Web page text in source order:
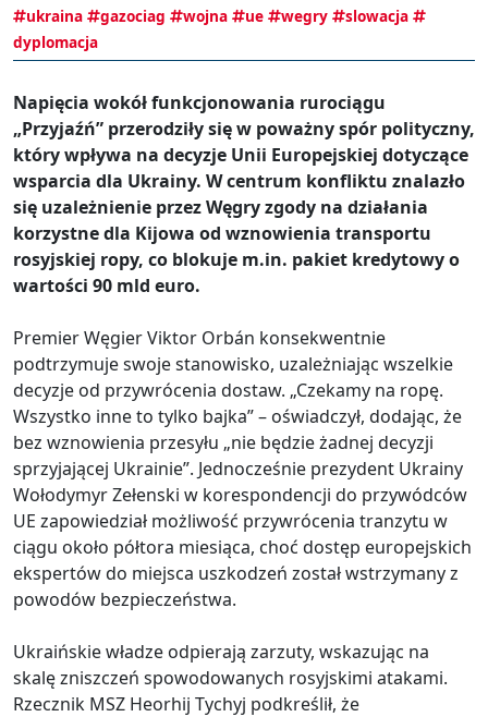
ukraina
gazociag wojna ue wegry
slowacja
dyplomacja
Napięcia wokół funkcjonowania rurociągu
„Przyjaźń” przerodziły się w poważny spór polityczny,
który wpływa na decyzje Unii Europejskiej dotyczące
wsparcia dla Ukrainy. W centrum konfliktu znalazło
się uzależnienie przez Węgry zgody na działania
korzystne dla Kijowa od wznowienia transportu
rosyjskiej ropy, co blokuje m.in. pakiet kredytowy o
wartości 90 mld euro.
Premier Węgier Viktor Orbán konsekwentnie
podtrzymuje swoje stanowisko, uzależniając wszelkie
decyzje od przywrócenia dostaw. „Czekamy na ropę.
Wszystko inne to tylko bajka” – oświadczył, dodając, że
bez wznowienia przesyłu „nie będzie żadnej decyzji
sprzyjającej Ukrainie”. Jednocześnie prezydent Ukrainy
Wołodymyr Zełenski w korespondencji do przywódców
UE zapowiedział możliwość przywrócenia tranzytu w
ciągu około półtora miesiąca, choć dostęp europejskich
ekspertów do miejsca uszkodzeń został wstrzymany z
powodów bezpieczeństwa.
Ukraińskie władze odpierają zarzuty, wskazując na
skalę zniszczeń spowodowanych rosyjskimi atakami.
Rzecznik MSZ Heorhij Tychyj podkreślił, że